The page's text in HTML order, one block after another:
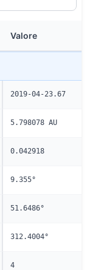
Valore
2019-04-23.67
5.798078 AU
0.042918
9.355°
51.6486°
312.4004°
4